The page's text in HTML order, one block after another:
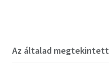
Az általad